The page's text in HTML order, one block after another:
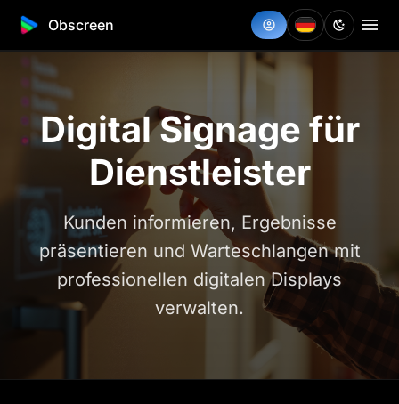
Obscreen
Digital Signage für
Dienstleister
Kunden informieren, Ergebnisse
präsentieren und Warteschlangen mit
professionellen digitalen Displays
verwalten.